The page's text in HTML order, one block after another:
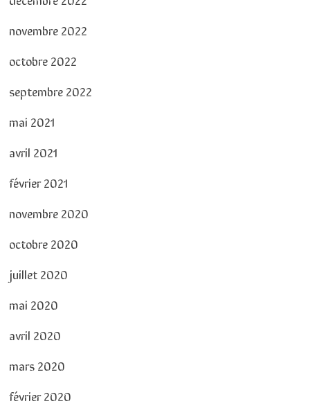
novembre 2022
octobre 2022
septembre 2022
mai 2021
avril 2021
février 2021
novembre 2020
octobre 2020
juillet 2020
mai 2020
avril 2020
mars 2020
février 2020